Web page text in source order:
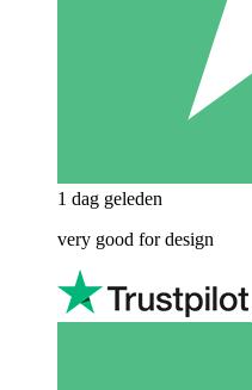
1 dag geleden
very good for design